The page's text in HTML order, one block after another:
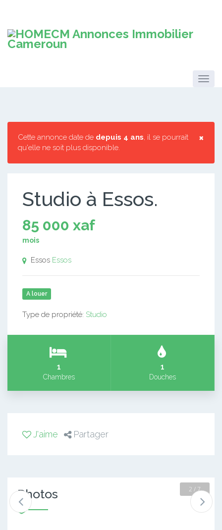
×
Cette annonce date de depuis 4 ans, il se pourrait
qu'elle ne soit plus disponible.
Studio à Essos.
85 000 xaf
mois
Essos Essos
A louer
Type de propriété: Studio
1
Chambres
1
Douches
J'aime Partager
Photos 2 / 7